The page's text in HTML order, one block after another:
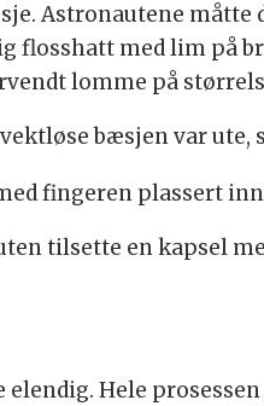
Astronautene måtte
med lim på
lomme på
bæsjen var ute,
fingeren plassert
tilsette en kapsel
Hele